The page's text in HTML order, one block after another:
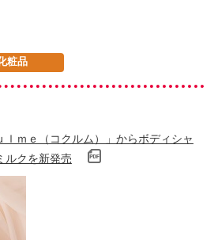
粧品
ｌｍｅ（コクルム）」からボディシャ
ルクを新発売